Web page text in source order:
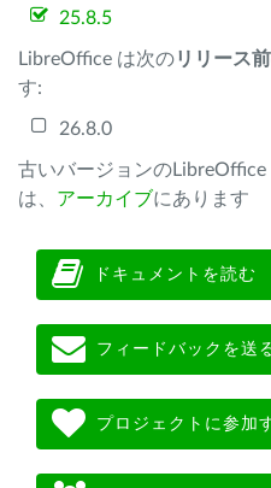
25.8.5
LibreOffice は次のリリース
す:
26.8.0
古いバージョンのLibreOffice
は、 アーカイブにあります
ドキュメントを読む
フィードバックを送
プロジェクトに参加